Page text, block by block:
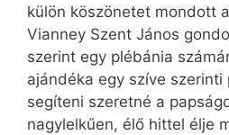
külön köszönetet mondott
Vianney Szent János
szerint egy plébánia
ajándéka egy szíve szerinti
segíteni szeretné a
nagylelkűen, élő hittel élje